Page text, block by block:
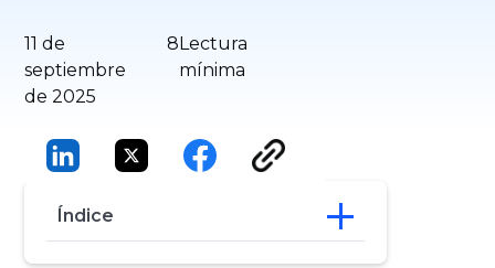
11 de
septiembre
de 2025
8Lectura
mínima
Índice